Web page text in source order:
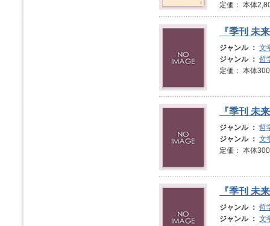
定価： 本体
『季刊 未
ジャンル ： 文
ジャンル ： 哲
定価： 本体
『季刊 未
ジャンル ： 哲
ジャンル ： 文
定価： 本体
『季刊 未
ジャンル ： 哲
ジャンル ： 文